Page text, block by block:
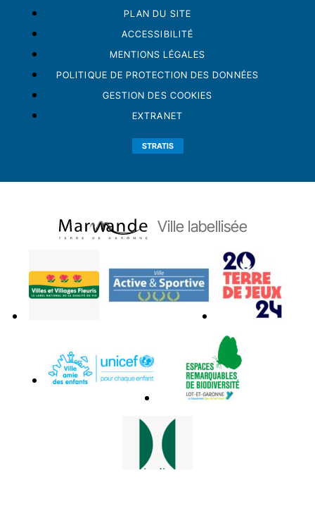
PLAN DU SITE
ACCESSIBILITÉ
MENTIONS LÉGALES
POLITIQUE DE PROTECTION DES DONNÉES
GESTION DES COOKIES
EXTRANET
STRATIS
Ville labellisée